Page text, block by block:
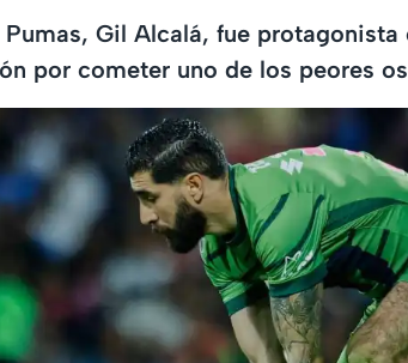
Gil Alcalá, fue
por cometer uno de los peores